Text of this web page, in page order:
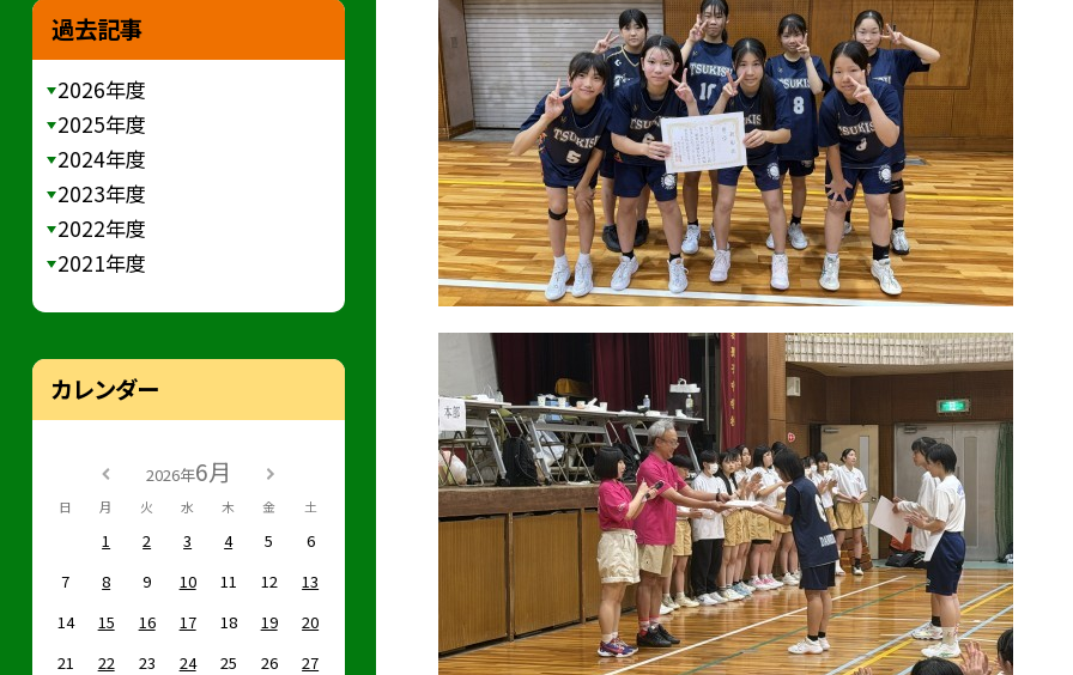
過去記事
2026年度
2025年度
2024年度
2023年度
2022年度
2021年度
カレンダー
2026年6月
日 月 火 水 木 金 土
1 2 3 4 5
6
7
8 9 10 11 12
13
14
15 16 17 18 19
20
21
22 23 24 25 26
27